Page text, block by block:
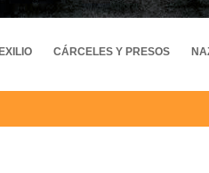
EXILIO CÁRCELES Y PRESOS